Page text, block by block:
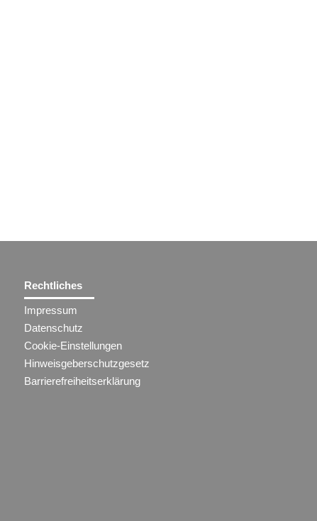
Rechtliches
Impressum
Datenschutz
Cookie-Einstellungen
Hinweisgeberschutzgesetz
Barrierefreiheitserklärung